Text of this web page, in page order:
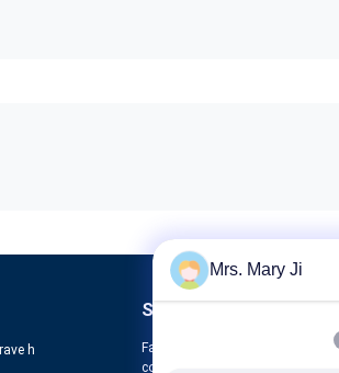
h
Scrivici
Fateci sapere la vostra
con te.
Mrs. Mary Ji